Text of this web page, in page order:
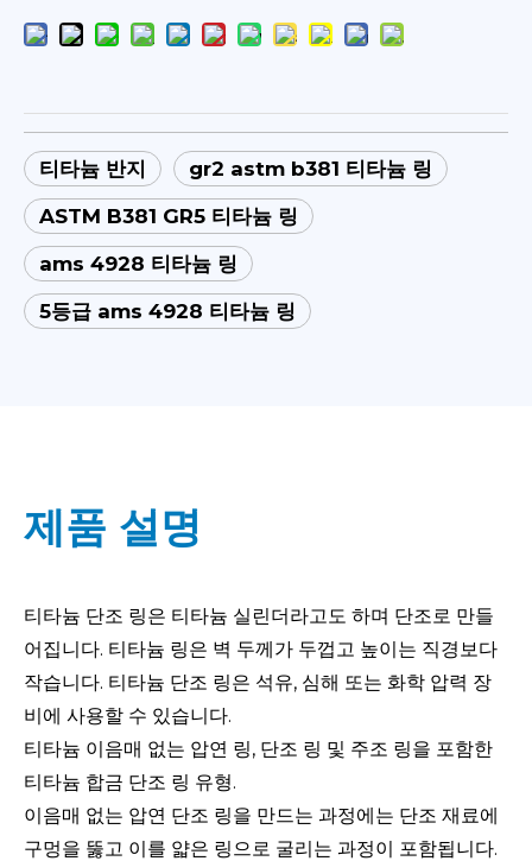
티타늄 반지
gr2 astm b381 티타늄 링
ASTM B381 GR5 티타늄 링
ams 4928 티타늄 링
5등급 ams 4928 티타늄 링
제품 설명
티타늄 단조 링은 티타늄 실린더라고도 하며 단조로 만들
어집니다. 티타늄 링은 벽 두께가 두껍고 높이는 직경보다
작습니다. 티타늄 단조 링은 석유, 심해 또는 화학 압력 장
비에 사용할 수 있습니다.
티타늄 이음매 없는 압연 링, 단조 링 및 주조 링을 포함한
티타늄 합금 단조 링 유형.
이음매 없는 압연 단조 링을 만드는 과정에는 단조 재료에
구멍을 뚫고 이를 얇은 링으로 굴리는 과정이 포함됩니다.